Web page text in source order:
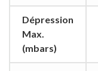
Dépression
Max.
(mbars)